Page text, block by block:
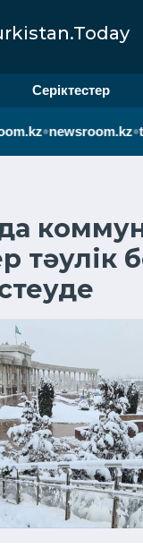
Серіктестер
•newsroom.kz•
тәулік